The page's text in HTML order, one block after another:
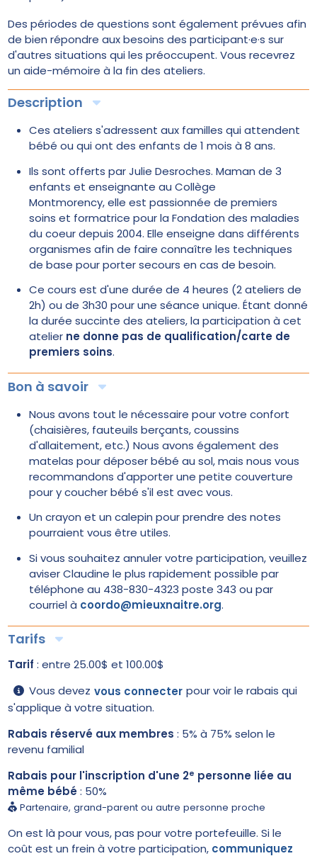
Des périodes de questions sont également prévues afin
de bien répondre aux besoins des participant·e·s sur
d'autres situations qui les préoccupent. Vous recevrez
un aide-mémoire à la fin des ateliers.
Description
Ces ateliers s'adressent aux familles qui attendent
bébé ou qui ont des enfants de 1 mois à 8 ans.
Ils sont offerts par Julie Desroches. Maman de 3
enfants et enseignante au Collège
Montmorency, elle est passionnée de premiers
soins et formatrice pour la Fondation des maladies
du coeur depuis 2004. Elle enseigne dans différents
organismes afin de faire connaître les techniques
de base pour porter secours en cas de besoin.
Ce cours est d'une durée de 4 heures (2 ateliers de
2h) ou de 3h30 pour une séance unique. Étant donné
la durée succinte des ateliers, la participation à cet
atelier ne donne pas de qualification/carte de
premiers soins.
Bon à savoir
Nous avons tout le nécessaire pour votre confort
(chaisières, fauteuils berçants, coussins
d'allaitement, etc.) Nous avons également des
matelas pour déposer bébé au sol, mais nous vous
recommandons d'apporter une petite couverture
pour y coucher bébé s'il est avec vous.
Un crayon et un calepin pour prendre des notes
pourraient vous être utiles.
Si vous souhaitez annuler votre participation, veuillez
aviser Claudine le plus rapidement possible par
téléphone au 438-830-4323 poste 343 ou par
courriel à coordo@mieuxnaitre.org.
Tarifs
Tarif : entre 25.00$ et 100.00$
Vous devez vous connecter pour voir le rabais qui
s'applique à votre situation.
Rabais réservé aux membres : 5% à 75% selon le
revenu familial
Rabais pour l'inscription d'une 2e personne liée au
même bébé: 50%
Partenaire, grand-parent ou autre personne proche
On est là pour vous, pas pour votre portefeuille. Si le
coût est un frein à votre participation, communiquez